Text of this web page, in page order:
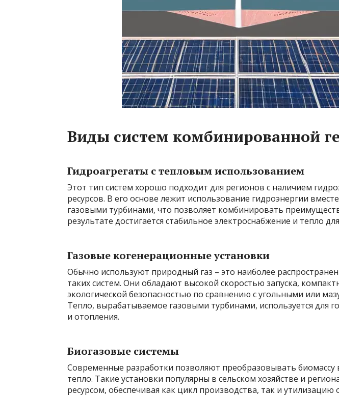
Виды систем комбинированной
Гидроагрегаты с тепловым использованием
Этот тип систем хорошо подходит для регионов с наличием
ресурсов. В его основе лежит использование гидроэнергии
газовыми турбинами, что позволяет комбинировать
результате достигается стабильное электроснабжение и тепло
Газовые когенерационные установки
Обычно используют природный газ – это наиболее
таких систем. Они обладают высокой скоростью запуска,
экологической безопасностью по сравнению с угольными или
Тепло, вырабатываемое газовыми турбинами, используется для
и отопления.
Биогазовые системы
Современные разработки позволяют преобразовывать биомассу
тепло. Такие установки популярны в сельском хозяйстве и
ресурсом, обеспечивая как цикл производства, так и утилизацию